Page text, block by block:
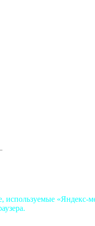
«Яндекс-